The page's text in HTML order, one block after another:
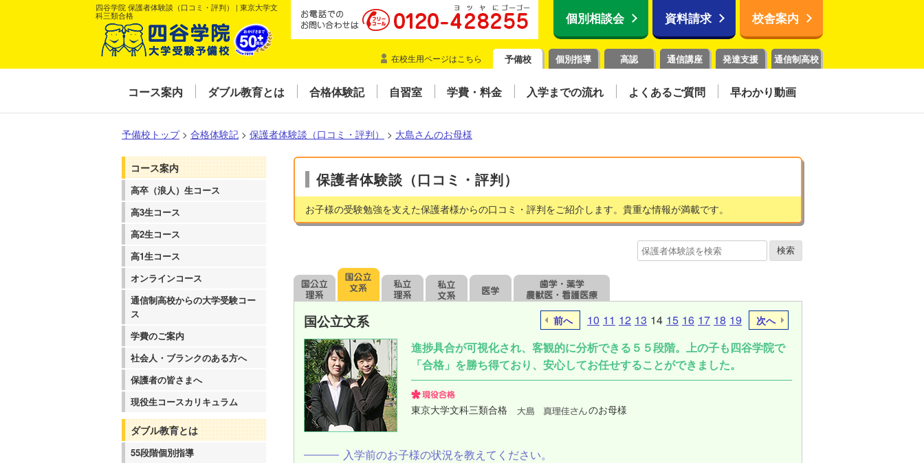
四谷学院 保護者体験談（口コミ・評判） | 東京大学文
科三類合格
個別相談会 資料請求 校舎案内
在校生用ページはこちら 予備校 個別指導 高認 通信講座 発達支援 通信制高校
コース案内 ダブル教育とは 合格体験記 自習室 学費・料金 入学までの流れ よくあるご質問 早わかり動画
予備校トップ > 合格体験記 > 保護者体験談（口コミ・評判） > 大島さんのお母様
コース案内
高卒（浪人）生コース
高3生コース
高2生コース
高1生コース
オンラインコース
通信制高校からの大学受験コー
ス
学費のご案内
社会人・ブランクのある方へ
保護者の皆さまへ
現役生コースカリキュラム
ダブル教育とは
55段階個別指導
保護者体験談（口コミ・評判）
お子様の受験勉強を支えた保護者様からの口コミ・評判をご紹介します。貴重な情報が満載です。
国公立文系 前へ 10 11 12 13 14 15 16 17 18 19 次へ
進捗具合が可視化され、客観的に分析できる５５段階。上の子も四谷学院で
「合格」を勝ち得ており、安心してお任せすることができました。
東京大学文科三類合格 のお母様
入学前のお子様の状況を教えてください。